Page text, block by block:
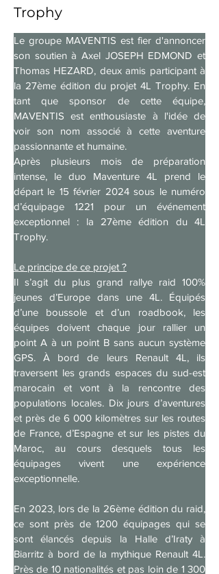
Trophy
Le groupe MAVENTIS est fier d'annoncer
son soutien à Axel JOSEPH EDMOND et
Thomas HEZARD, deux amis participant à
la 27ème édition du projet 4L Trophy. En
tant que sponsor de cette équipe,
MAVENTIS est enthousiaste à l'idée de
voir son nom associé à cette aventure
passionnante et humaine.
Après plusieurs mois de préparation
intense, le duo Maventure 4L prend le
départ le 15 février 2024 sous le numéro
d’équipage 1221 pour un événement
exceptionnel : la 27ème édition du 4L
Trophy.
Le principe de ce projet ?
Il s’agit du plus grand rallye raid 100%
jeunes d’Europe dans une 4L. Équipés
d’une boussole et d’un roadbook, les
équipes doivent chaque jour rallier un
point A à un point B sans aucun système
GPS. À bord de leurs Renault 4L, ils
traversent les grands espaces du sud-est
marocain et vont à la rencontre des
populations locales. Dix jours d’aventures
et près de 6 000 kilomètres sur les routes
de France, d’Espagne et sur les pistes du
Maroc, au cours desquels tous les
équipages vivent une expérience
exceptionnelle.
En 2023, lors de la 26ème édition du raid,
ce sont près de 1200 équipages qui se
sont élancés depuis la Halle d’Iraty à
Biarritz à bord de la mythique Renault 4L.
Près de 10 nationalités et pas loin de 1 300